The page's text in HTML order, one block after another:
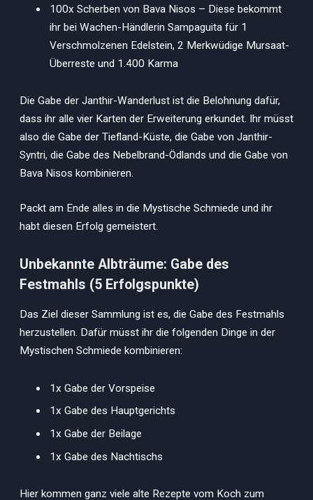
100x Scherben von Bava Nisos – Diese bekommt
ihr bei Wachen-Händlerin Sampaguita für 1
Verschmolzenen Edelstein, 2 Merkwüdige Mursaat-
Überreste und 1.400 Karma
Die Gabe der Janthir-Wanderlust ist die Belohnung dafür,
dass ihr alle vier Karten der Erweiterung erkundet. Ihr müsst
also die Gabe der Tiefland-Küste, die Gabe von Janthir-
Syntri, die Gabe des Nebelbrand-Ödlands und die Gabe von
Bava Nisos kombinieren.
Packt am Ende alles in die Mystische Schmiede und ihr
habt diesen Erfolg gemeistert.
Unbekannte Albträume: Gabe des
Festmahls (5 Erfolgspunkte)
Das Ziel dieser Sammlung ist es, die Gabe des Festmahls
herzustellen. Dafür müsst ihr die folgenden Dinge in der
Mystischen Schmiede kombinieren:
1x Gabe der Vorspeise
1x Gabe des Hauptgerichts
1x Gabe der Beilage
1x Gabe des Nachtischs
Hier kommen ganz viele alte Rezepte vom Koch zum